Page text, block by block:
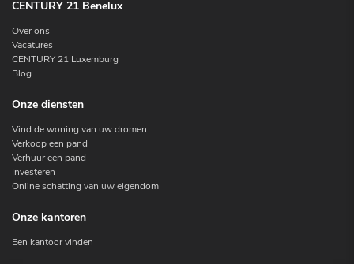
CENTURY 21 Benelux
Over ons
Vacatures
CENTURY 21 Luxemburg
Blog
Onze diensten
Vind de woning van uw dromen
Verkoop een pand
Verhuur een pand
Investeren
Online schatting van uw eigendom
Onze kantoren
Een kantoor vinden